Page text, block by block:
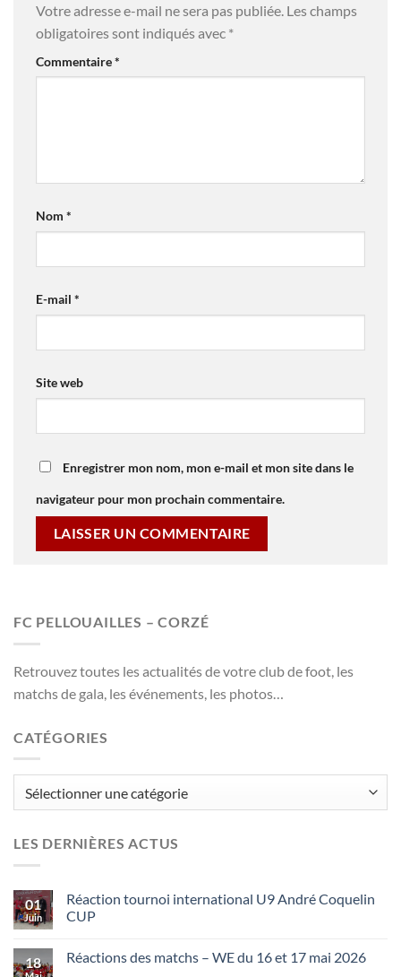
Votre adresse e-mail ne sera pas publiée. Les champs
obligatoires sont indiqués avec *
Commentaire*
Nom *
E-mail *
Site web
Enregistrer mon nom, mon e-mail et mon site dans le
navigateur pour mon prochain commentaire.
FC PELLOUAILLES – CORZÉ
Retrouvez toutes les actualités de votre club de foot, les
matchs de gala, les événements, les photos…
CATÉGORIES
LES DERNIÈRES ACTUS
01
Juin
Réaction tournoi international U9 André Coquelin
CUP
18 Réactions des matchs – WE du 16 et 17 mai 2026